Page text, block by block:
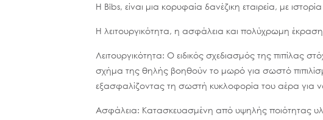
Η Bibs, είναι μια κορυφαία δανέζικη εταιρεία, με
Η λειτουργικότητα, η ασφάλεια και πολύχρωμη έκραση
Λειτουργικότητα: Ο ειδικός σχεδιασμός της πιπίλας
σχήμα της θηλής βοηθούν το μωρό για σωστό
εξασφαλίζοντας τη σωστή κυκλοφορία του αέρα για
Ασφάλεια: Kατασκευασμένη από υψηλής ποιότητας